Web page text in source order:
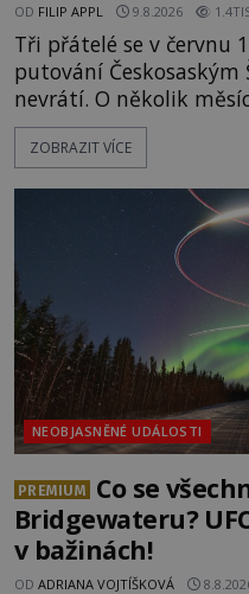
OD FILIP APPL 9.8.2026
Tři přátelé se v červnu
putování Českosaským
nevrátí. O několik měsíců později jsou v
nepřístupných skalách
kostry – a s nimi
přírodní živel,
tehdejší režim nechtěl
ids="171131,171132,1711
ZOBRAZIT VÍCE
NEOBJASNĚNÉ UDÁLOSTI
PREMIUM
Co se
Bridgewateru?
v bažinách!
OD ADRIANA VOJTÍŠKOVÁ